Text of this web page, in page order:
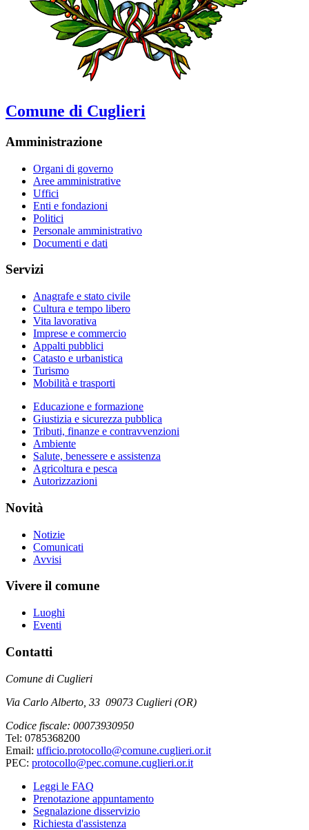
Comune di Cuglieri
Amministrazione
Organi di governo
Aree amministrative
Uffici
Enti e fondazioni
Politici
Personale amministrativo
Documenti e dati
Servizi
Anagrafe e stato civile
Cultura e tempo libero
Vita lavorativa
Imprese e commercio
Appalti pubblici
Catasto e urbanistica
Turismo
Mobilità e trasporti
Educazione e formazione
Giustizia e sicurezza pubblica
Tributi, finanze e contravvenzioni
Ambiente
Salute, benessere e assistenza
Agricoltura e pesca
Autorizzazioni
Novità
Notizie
Comunicati
Avvisi
Vivere il comune
Luoghi
Eventi
Contatti
Comune di Cuglieri
Via Carlo Alberto, 33 09073 Cuglieri (OR)
Codice fiscale: 00073930950
Tel: 0785368200
Email: ufficio.protocollo@comune.cuglieri.or.it
PEC: protocollo@pec.comune.cuglieri.or.it
Leggi le FAQ
Prenotazione appuntamento
Segnalazione disservizio
Richiesta d'assistenza